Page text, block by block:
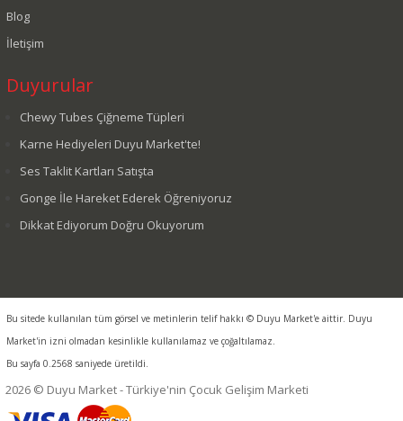
Blog
İletişim
Duyurular
Chewy Tubes Çiğneme Tüpleri
Karne Hediyeleri Duyu Market'te!
Ses Taklit Kartları Satışta
Gonge İle Hareket Ederek Öğreniyoruz
Dikkat Ediyorum Doğru Okuyorum
Bu sitede kullanılan tüm görsel ve metinlerin telif hakkı © Duyu Market'e aittir. Duyu
Market'in izni olmadan kesinlikle kullanılamaz ve çoğaltılamaz.
Bu sayfa 0.2568 saniyede üretildi.
2026 © Duyu Market - Türkiye'nin Çocuk Gelişim Marketi